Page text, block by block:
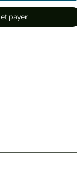
payer